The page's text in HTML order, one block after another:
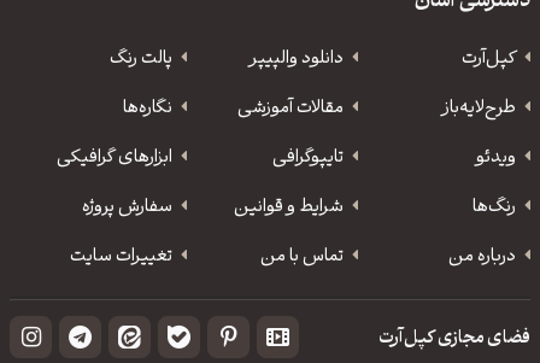
کپل‌آرت دانلود‌ والپیپر
پالت رنگ
طرح‌لایه‌باز
مقالات آموزشی
نگاره‌ها
ویدئو
‌تایپوگرافی
ابزارهای گرافیکی
رنگ‌ها
شرایط و قوانین
سفارش پروژه
درباره من
تماس با من تغییرات سایت
فضای مجازی کپل‌آرت